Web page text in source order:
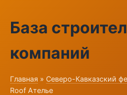
База
компаний
Главная » Северо-Кавказский
Roof Ателье